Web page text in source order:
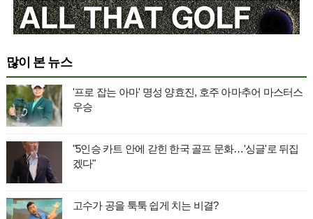
많이 본 뉴스
'프로 잡는 아마' 명성 양효진, 호주 아마추어 마스터스
우승
"5인승 카트 안에 갇힌 한국 골프 문화…'싱글'로 뒤집
겠다"
고수가 공을 툭툭 쉽게 치는 비결?